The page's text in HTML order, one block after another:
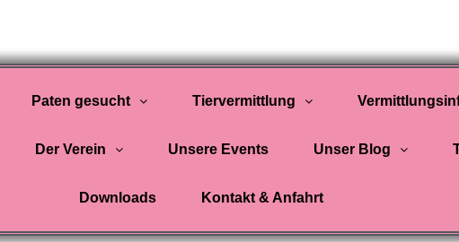
Paten gesucht Tiervermittlung
Der Verein Unsere Events Unser Blog
Downloads Kontakt & Anfahrt